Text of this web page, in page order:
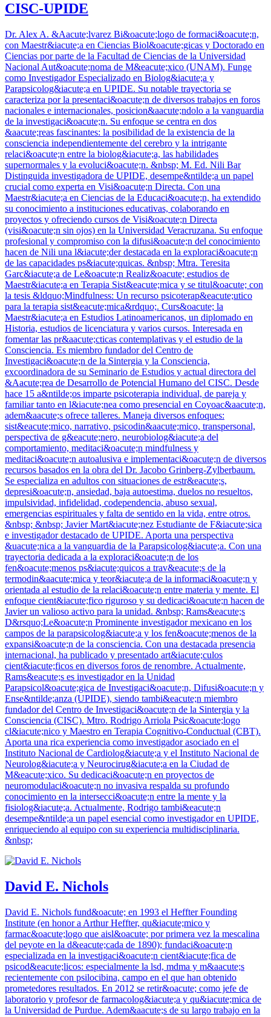
CISC-UPIDE
Dr. Alex A. &Aacute;lvarez Bi&oacute;logo de formaci&oacute;n,
con Maestr&iacute;a en Ciencias Biol&oacute;gicas y Doctorado en
Ciencias por parte de la Facultad de Ciencias de la Universidad
Nacional Aut&oacute;noma de M&eacute;xico (UNAM). Funge
como Investigador Especializado en Biolog&iacute;a y
Parapsicolog&iacute;a en UPIDE. Su notable trayectoria se
caracteriza por la presentaci&oacute;n de diversos trabajos en foros
nacionales e internacionales, posicion&aacute;ndolo a la vanguardia
de la investigaci&oacute;n. Su enfoque se centra en dos
&aacute;reas fascinantes: la posibilidad de la existencia de la
consciencia independientemente del cerebro y la intrigante
relaci&oacute;n entre la biolog&iacute;a, las habilidades
supernormales y la evoluci&oacute;n. &nbsp; M. Ed. Nili Bar
Distinguida investigadora de UPIDE, desempe&ntilde;a un papel
crucial como experta en Visi&oacute;n Directa. Con una
Maestr&iacute;a en Ciencias de la Educaci&oacute;n, ha extendido
su conocimiento a instituciones educativas, colaborando en
proyectos y ofreciendo cursos de Visi&oacute;n Directa
(visi&oacute;n sin ojos) en la Universidad Veracruzana. Su enfoque
profesional y compromiso con la difusi&oacute;n del conocimiento
hacen de Nili una l&iacute;der destacada en la exploraci&oacute;n
de las capacidades ps&iacute;quicas. &nbsp; Mtra. Teresita
Garc&iacute;a de Le&oacute;n Realiz&oacute; estudios de
Maestr&iacute;a en Terapia Sist&eacute;mica y se titul&oacute; con
la tesis &ldquo;Mindfulness: Un recurso psicoterap&eacute;utico
para la terapia sist&eacute;mica&rdquo;. Curs&oacute; la
Maestr&iacute;a en Estudios Latinoamericanos, un diplomado en
Historia, estudios de licenciatura y varios cursos. Interesada en
fomentar las pr&aacute;cticas contemplativas y el estudio de la
Consciencia. Es miembro fundador del Centro de
Investigaci&oacute;n de la Sintergia y la Consciencia,
excoordinadora de su Seminario de Estudios y actual directora del
&Aacute;rea de Desarrollo de Potencial Humano del CISC. Desde
hace 15 a&ntilde;os imparte psicoterapia individual, de pareja y
familiar tanto en l&iacute;nea como presencial en Coyoac&aacute;n,
adem&aacute;s ofrece talleres. Maneja diversos enfoques:
sist&eacute;mico, narrativo, psicodin&aacute;mico, transpersonal,
perspectiva de g&eacute;nero, neurobiolog&iacute;a del
comportamiento, meditaci&oacute;n mindfulness y
meditaci&oacute;n autoalusiva e implementaci&oacute;n de diversos
recursos basados en la obra del Dr. Jacobo Grinberg-Zylberbaum.
Se especializa en adultos con situaciones de estr&eacute;s,
depresi&oacute;n, ansiedad, baja autoestima, duelos no resueltos,
impulsividad, infidelidad, codependencia, abuso sexual,
emergencias espirituales y falta de sentido en la vida, entre otros.
&nbsp; &nbsp; Javier Mart&iacute;nez Estudiante de F&iacute;sica
e investigador destacado de UPIDE. Aporta una perspectiva
&uacute;nica a la vanguardia de la Parapsicolog&iacute;a. Con una
trayectoria dedicada a la exploraci&oacute;n de los
fen&oacute;menos ps&iacute;quicos a trav&eacute;s de la
termodin&aacute;mica y teor&iacute;a de la informaci&oacute;n y
orientada al estudio de la relaci&oacute;n entre materia y mente. El
enfoque cient&iacute;fico riguroso y su dedicaci&oacute;n hacen de
Javier un valioso activo para la unidad. &nbsp; Rams&eacute;s
D&rsquo;Le&oacute;n Prominente investigador mexicano en los
campos de la parapsicolog&iacute;a y los fen&oacute;menos de la
expansi&oacute;n de la consciencia. Con una destacada presencia
internacional, ha publicado y presentado art&iacute;culos
cient&iacute;ficos en diversos foros de renombre. Actualmente,
Rams&eacute;s es investigador en la Unidad
Parapsicol&oacute;gica de Investigaci&oacute;n, Difusi&oacute;n y
Ense&ntilde;anza (UPIDE), siendo tambi&eacute;n miembro
fundador del Centro de Investigaci&oacute;n de la Sintergia y la
Consciencia (CISC). Mtro. Rodrigo Arriola Psic&oacute;logo
cl&iacute;nico y Maestro en Terapia Cognitivo-Conductual (CBT).
Aporta una rica experiencia como investigador asociado en el
Instituto Nacional de Cardiolog&iacute;a y el Instituto Nacional de
Neurolog&iacute;a y Neurocirug&iacute;a en la Ciudad de
M&eacute;xico. Su dedicaci&oacute;n en proyectos de
neuromodulaci&oacute;n no invasiva respalda su profundo
conocimiento en la intersecci&oacute;n entre la mente y la
fisiolog&iacute;a. Actualmente, Rodrigo tambi&eacute;n
desempe&ntilde;a un papel esencial como investigador en UPIDE,
enriqueciendo al equipo con su experiencia multidisciplinaria.
&nbsp;
David E. Nichols
David E. Nichols fund&oacute; en 1993 el Heffter Founding
Institute (en honor a Arthur Heffter, qu&iacute;mico y
farmac&oacute;logo que aisl&oacute; por primera vez la mescalina
del peyote en la d&eacute;cada de 1890); fundaci&oacute;n
especializada en la investigaci&oacute;n cient&iacute;fica de
psicod&eacute;licos: especialmente la lsd, mdma y m&aacute;s
recientemente con psilocibina, campo en el que han obtenido
prometedores resultados. En 2012 se retir&oacute; como jefe de
laboratorio y profesor de farmacolog&iacute;a y qu&iacute;mica de
la Universidad de Purdue. Adem&aacute;s de su largo trabajo en la